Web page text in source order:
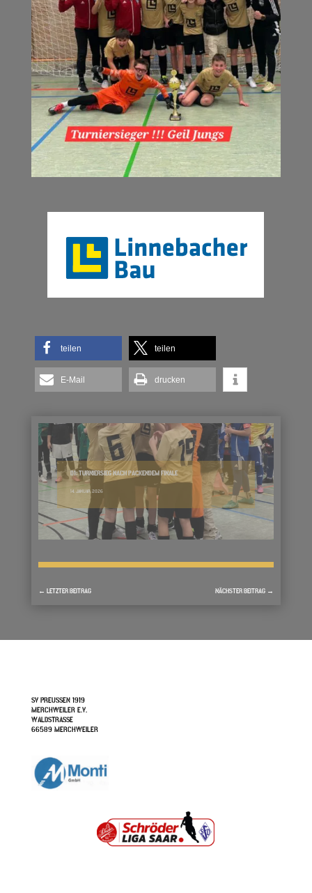
teilen teilen
E-Mail drucken
D1: TURNIERSIEG NACH PACKENDEM FINALE
14. JANUAR 2026
← LETZTER BEITRAG NÄCHSTER BEITRAG →
SV PREUSSEN 1919
MERCHWEILER E.V.
WALDSTRASSE
66589 MERCHWEILER